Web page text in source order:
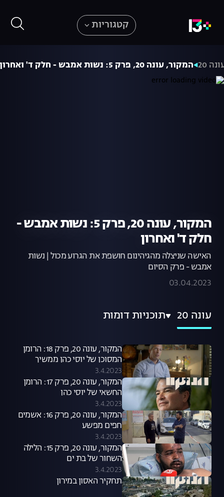
קטגוריות
20 המקור, עונה 20, פרק 5: נשות אמבש - חלק ד' ואחרון
המקור, עונה 20, פרק 5: נשות אמבש -
חלק ד' ואחרון
האישה שניצלה מהגיהינום חושפת את הגרוע מכול | נשות
אמבש - פרק הסיום
03.04.2023
עונה 20 תוכניות דומות
המקור, עונה 20, פרק 18: הרומן
המסוכן של יוסי כהן ממשיך
להסתבך
3.4.2023
המקור, עונה 20, פרק 17: הרומן
החשאי של יוסי כהן
3.4.2023
המקור, עונה 20, פרק 16: אשמים
חפים מפשע
3.4.2023
המקור, עונה 20, פרק 15: הלילה
השחור של בת ים
3.4.2023
תחקיר האסון במירון